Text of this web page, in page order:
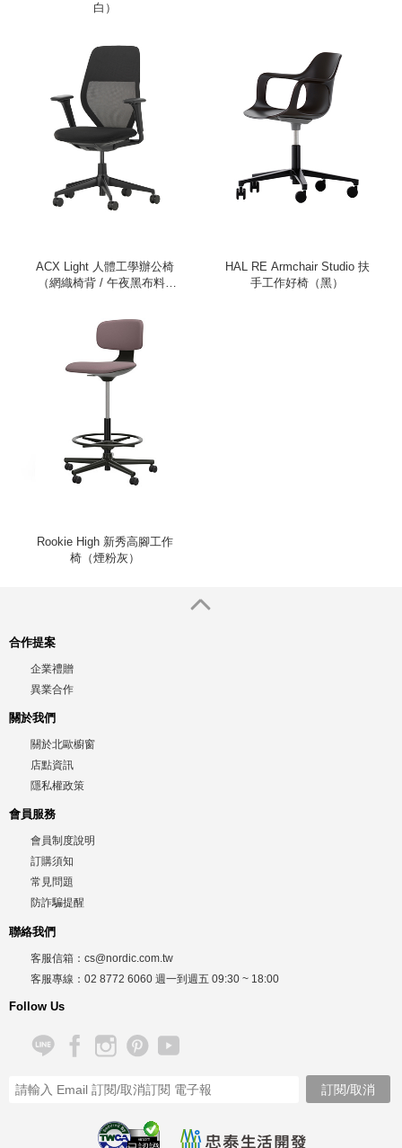
白）
ACX Light 人體工學辦公椅
（網織椅背 / 午夜黑布料 /
HAL RE Armchair Studio 扶
手工作好椅（黑）
Rookie High 新秀高腳工作
椅（煙粉灰）
合作提案
企業禮贈
異業合作
關於我們
關於北歐櫥窗
店點資訊
隱私權政策
會員服務
會員制度說明
訂購須知
常見問題
防詐騙提醒
聯絡我們
客服信箱： cs@nordic.com.tw
客服專線： 02 8772 6060 週一到週五 09:30 ~ 18:00
Follow Us